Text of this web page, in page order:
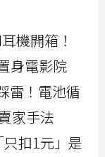
機開箱！
身電影院
雷！電池循
家手法
扣1元」是